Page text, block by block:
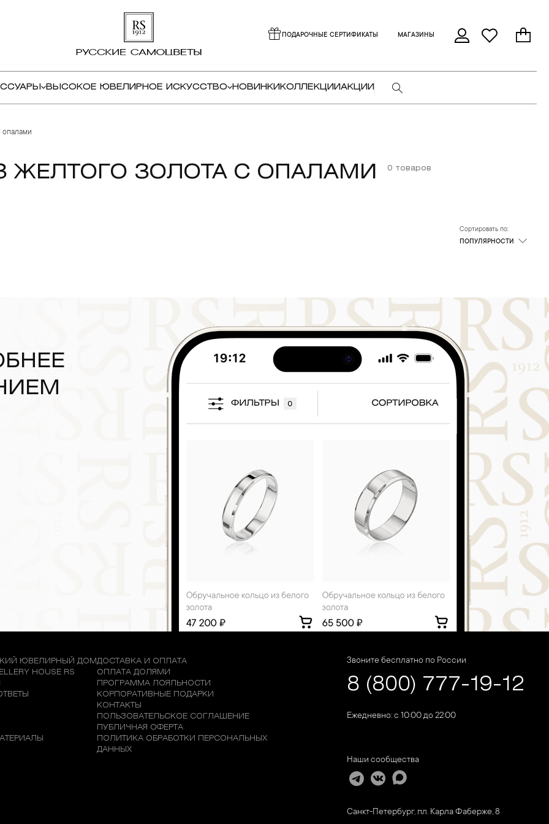
ПОДАРОЧНЫЕ СЕРТИФИКАТЫ МАГАЗИНЫ
ВЫСОКОЕ ЮВЕЛИРНОЕ ИСКУССТВО НОВИНКИ КОЛЛЕКЦИИАКЦИИ
опалами
ЖЕЛТОГО ЗОЛОТА С ОПАЛАМИ 0 товаров
Сортировать по:
ПОПУЛЯРНОСТИ
ЮВЕЛИРНЫЙ ДОМ
HOUSE RS
ДОСТАВКА И ОПЛАТА
ОПЛАТА ДОЛЯМИ
ПРОГРАММА ЛОЯЛЬНОСТИ
КОРПОРАТИВНЫЕ ПОДАРКИ
КОНТАКТЫ
ПОЛЬЗОВАТЕЛЬСКОЕ СОГЛАШЕНИЕ
ПУБЛИЧНАЯ ОФЕРТА
ПОЛИТИКА ОБРАБОТКИ ПЕРСОНАЛЬНЫХ
ДАННЫХ
Звоните бесплатно по России
8 (800) 777-19-12
Ежедневно: с 10:00 до 22:00
Наши сообщества
Санкт-Петербург, пл. Карла Фаберже, 8